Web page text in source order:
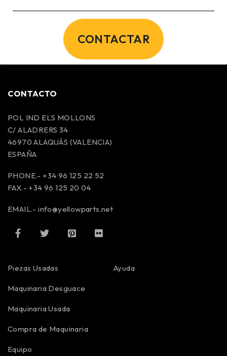
CONTACTAR
CONTACTO
POL IND ELS MOLLONS
C/ ALADRERS 34
46970 ALAQUÀS (VALENCIA)
ESPAÑA
PHONE.- +34 96 125 22 52
FAX.- +34 96 125 20 04
EMAIL.-info@yellowparts.net
Piezas Usadas
Maquinaria Desguace
Maquinaria Usada
Compra de Maquinaria
Equipo
Ayuda